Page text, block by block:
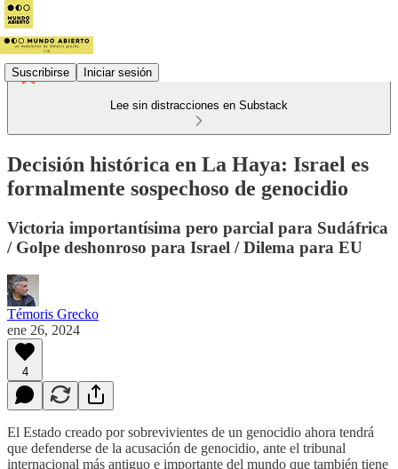
Suscribirse Iniciar sesión
Lee sin distracciones en Substack
Decisión histórica en La Haya: Israel es
formalmente sospechoso de genocidio
Victoria importantísima pero parcial para Sudáfrica
/ Golpe deshonroso para Israel / Dilema para EU
Témoris Grecko
ene 26, 2024
4
El Estado creado por sobrevivientes de un genocidio ahora tendrá
que defenderse de la acusación de genocidio, ante el tribunal
internacional más antiguo e importante del mundo que también tiene